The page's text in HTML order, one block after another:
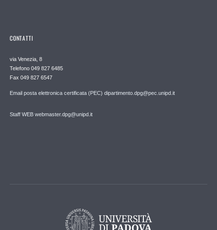
CONTATTI
via Venezia, 8
Telefono 049 827 6485
Fax 049 827 6547
Email posta elettronica certificata (PEC) dipartimento.dpg@pec.unipd.it
Staff WEB webmaster.dpg@unipd.it